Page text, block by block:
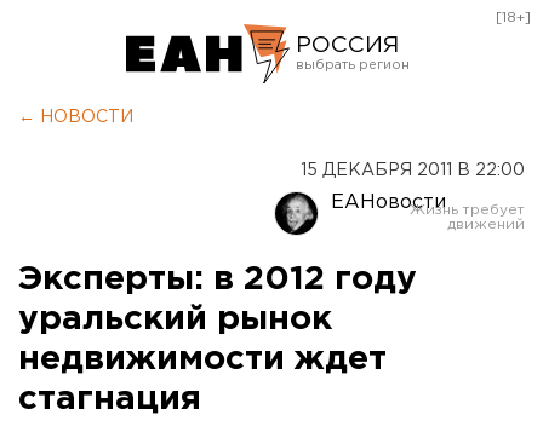
РОССИЯ
Оренбург
[18+]
← НОВОСТИ
15 ДЕКАБРЯ 2011 В 22:00
ЕАНовости
Эксперты: в 2012 году
уральский рынок
недвижимости ждет
стагнация